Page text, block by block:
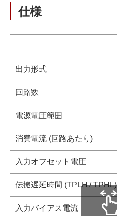
仕様
出力形式
回路数
電源電圧範囲
消費電流 (回路あたり)
入力オフセット電圧
伝搬遅延時間 (TPLH / TPHL)
入力バイアス電流